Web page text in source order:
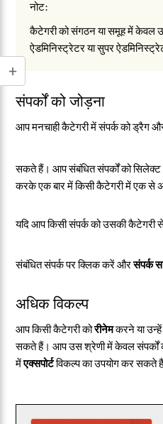
नोट:
कैटेगरी को संगठन या समूह में केवल
ऐडमिनिस्ट्रेटर या सुपर
संपर्कों को जोड़ना
आप मनचाही कैटेगरी में संपर्क को ड्रैग
सकते हैं। आप संबंधित संपर्कों को
करके एक बार में किसी कैटेगरी में एक से
यदि आप किसी संपर्क को उसकी कैटेगरी
संबंधित संपर्क पर क्लिक करें औरसंपर्क
अधिक विकल्प
आप किसी कैटेगरी कोरीनेमकरने या
सकते हैं। आप उस श्रेणी में केवल संपर्कों
मेंएक्सपोर्टविकल्प का उपयोग कर सकते